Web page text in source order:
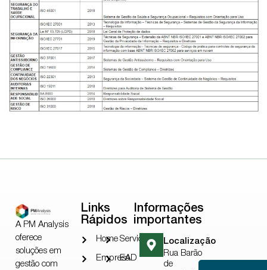
A PM Analysis
oferece
soluções em
gestão com
Links
Rápidos
Home
Empresa
Serviços
EAD
Informações
importantes
Localização
Rua Barão
de